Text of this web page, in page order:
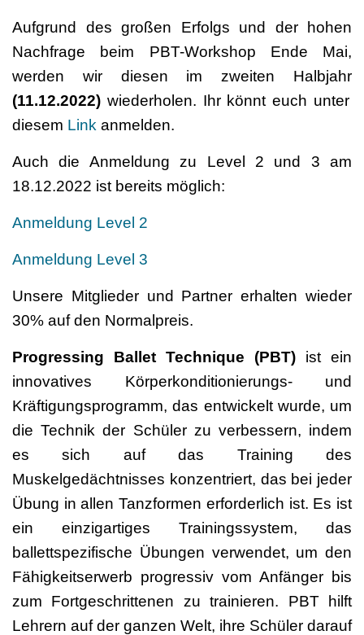
Aufgrund des großen Erfolgs und der hohen
Nachfrage beim PBT-Workshop Ende Mai,
werden wir diesen im zweiten Halbjahr
(11.12.2022) wiederholen. Ihr könnt euch unter
diesem Link anmelden.
Auch die Anmeldung zu Level 2 und 3 am
18.12.2022 ist bereits möglich:
Anmeldung Level 2
Anmeldung Level 3
Unsere Mitglieder und Partner erhalten wieder
30% auf den Normalpreis.
Progressing Ballet Technique (PBT) ist ein
innovatives Körperkonditionierungs- und
Kräftigungsprogramm, das entwickelt wurde, um
die Technik der Schüler zu verbessern, indem
es sich auf das Training des
Muskelgedächtnisses konzentriert, das bei jeder
Übung in allen Tanzformen erforderlich ist. Es ist
ein einzigartiges Trainingssystem, das
ballettspezifische Übungen verwendet, um den
Fähigkeitserwerb progressiv vom Anfänger bis
zum Fortgeschrittenen zu trainieren. PBT hilft
Lehrern auf der ganzen Welt, ihre Schüler darauf